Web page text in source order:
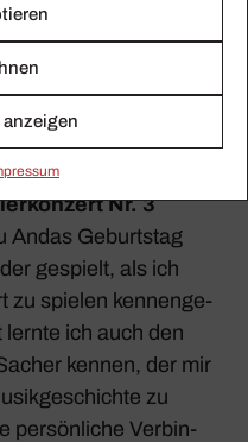
„Come“
Prince singt hier
Nr. 3
Andas Geburtstag
gespielt, als ich
zu spielen kennen­ge­
ich auch den
kennen, der mir
zu
persön­liche Verbin­